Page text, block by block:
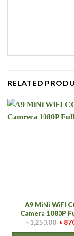
RELATED
A9 MiNi WiFI
Camera 1080P
৳1,250.00 ৳